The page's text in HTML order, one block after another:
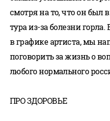
смотря на то, что он был
тура из-за болезни
в графике артиста, мы
поговорить за жизнь о
любого нормального
ПРО ЗДОРОВЬЕ